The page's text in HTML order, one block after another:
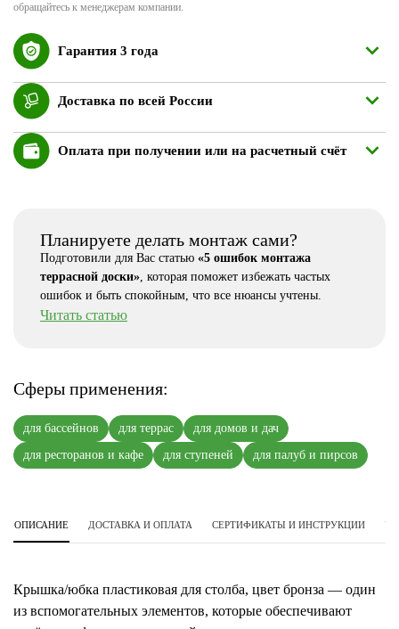
обращайтесь к менеджерам компании.
Гарантия 3 года
Доставка по всей России
Оплата при получении или на расчетный счёт
Планируете делать монтаж сами?
Подготовили для Вас статью «5 ошибок монтажа
террасной доски», которая поможет избежать частых
ошибок и быть спокойным, что все нюансы учтены.
Читать статью
Сферы применения:
для бассейнов для террас
для домов и дач
для ресторанов и кафе
для ступеней для палуб и пирсов
ОПИСАНИЕ ДОСТАВКА И ОПЛАТА СЕРТИФИКАТЫ И ИНСТРУКЦИИ
Крышка/юбка пластиковая для столба, цвет бронза — один
из вспомогательных элементов, которые обеспечивают